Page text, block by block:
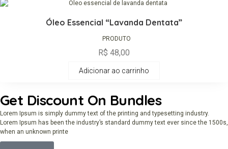
Óleo Essencial “Lavanda Dentata”
PRODUTO
R$ 48,00
Adicionar ao carrinho
Get Discount On Bundles
Lorem Ipsum is simply dummy text of the printing and typesetting industry.
Lorem Ipsum has been the industry’s standard dummy text ever since the 1500s,
when an unknown printe